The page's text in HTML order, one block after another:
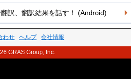
訳、翻訳結果を話す！ (Android)
わせ ヘルプ 会社情報
GRAS Group, Inc.